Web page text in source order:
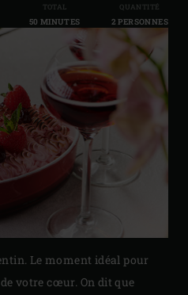
TOTAL
50 MINUTES
QUANTITÉ
2 PERSONNES
Le moment idéal pour
votre cœur. On dit que